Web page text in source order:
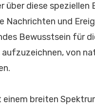
über diese speziellen
und
Bewusstsein für
von
breiten